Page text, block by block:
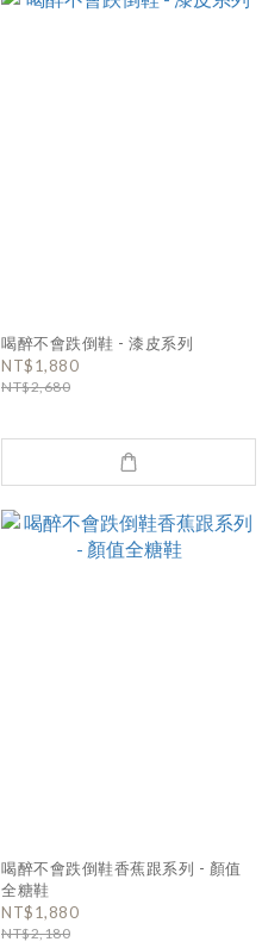
喝醉不會跌倒鞋 - 漆皮系列
NT$1,880
NT$2,680
喝醉不會跌倒鞋香蕉跟系列 - 顏值
全糖鞋
NT$1,880
NT$2,180